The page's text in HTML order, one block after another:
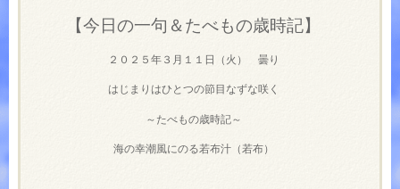
【今日の一句＆たべもの歳時記】
２０２５年３月１１日（火） 曇り
はじまりはひとつの節目なずな咲く
～たべもの歳時記～
海の幸潮風にのる若布汁（若布）